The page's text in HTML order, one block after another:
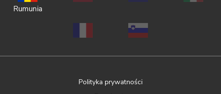
Rumunia
Polityka prywatności